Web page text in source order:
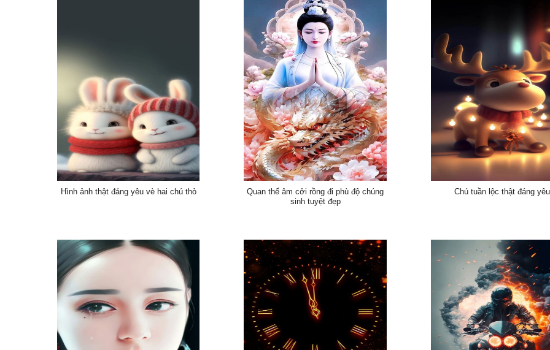
Hình ảnh thật đáng yêu vè hai chú thỏ
Quan thế âm cởi rồng đi phù độ chúng
sinh tuyệt đẹp
Chú tuần lộc thật đáng yêu